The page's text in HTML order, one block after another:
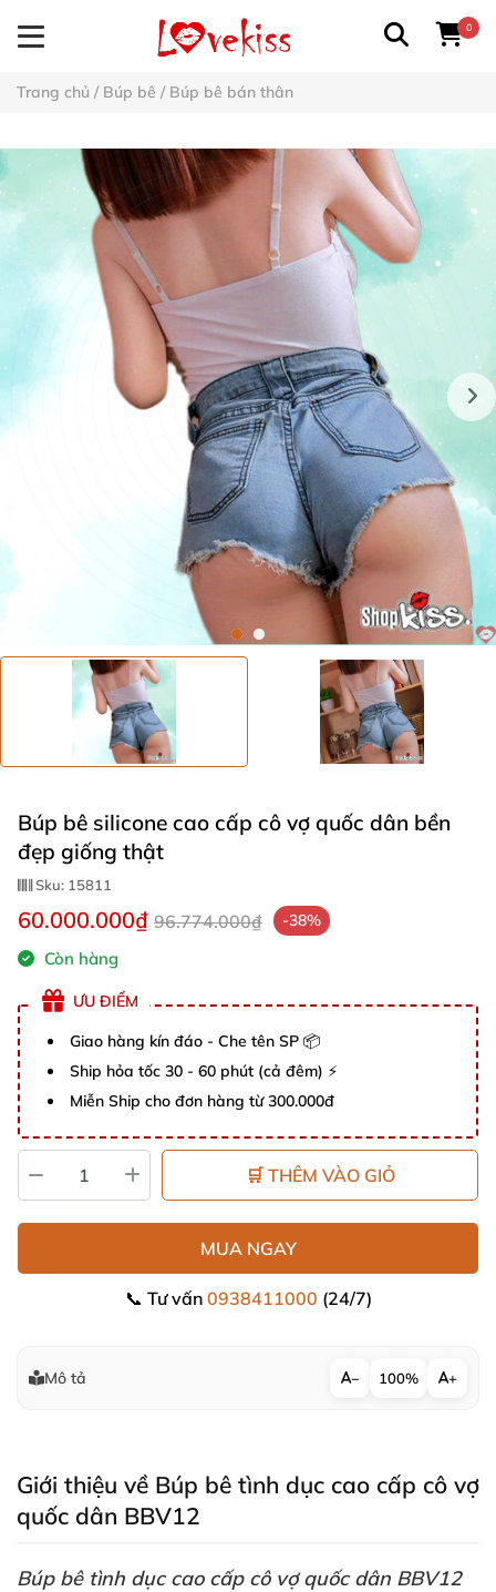
0
Trang chủ / Búp bê / Búp bê bán thân
Búp bê silicone cao cấp cô vợ quốc dân bền
đẹp giống thật
Sku: 15811
60.000.000₫ 96.774.000₫ -38%
Còn hàng
ƯU ĐIỂM
Giao hàng kín đáo - Che tên SP 📦
Ship hỏa tốc 30 - 60 phút (cả đêm) ⚡
Miễn Ship cho đơn hàng từ 300.000đ
🛒 THÊM VÀO GIỎ
MUA NGAY
📞 Tư vấn 0938411000 (24/7)
Mô tả − 100% +
Giới thiệu về Búp bê tình dục cao cấp cô vợ
quốc dân BBV12
Búp bê tình dục cao cấp cô vợ quốc dân BBV12